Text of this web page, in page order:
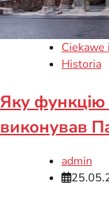
Historia
Яку функцію
виконував
admin